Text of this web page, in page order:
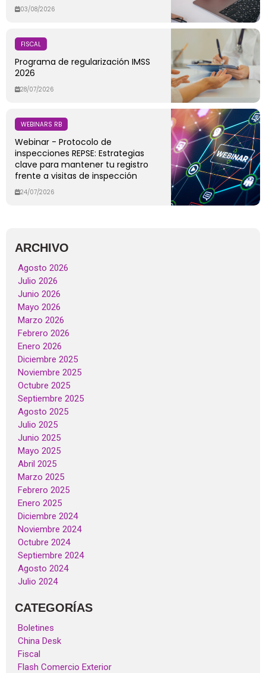
03/08/2026
FISCAL
Programa de regularización IMSS
2026
28/07/2026
WEBINARS RB
Webinar - Protocolo de
inspecciones REPSE: Estrategias
clave para mantener tu registro
frente a visitas de inspección
24/07/2026
ARCHIVO
Agosto 2026
Julio 2026
Junio 2026
Mayo 2026
Marzo 2026
Febrero 2026
Enero 2026
Diciembre 2025
Noviembre 2025
Octubre 2025
Septiembre 2025
Agosto 2025
Julio 2025
Junio 2025
Mayo 2025
Abril 2025
Marzo 2025
Febrero 2025
Enero 2025
Diciembre 2024
Noviembre 2024
Octubre 2024
Septiembre 2024
Agosto 2024
Julio 2024
CATEGORÍAS
Boletines
China Desk
Fiscal
Flash Comercio Exterior